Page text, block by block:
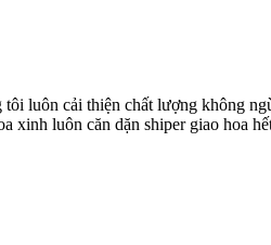
luôn cải thiện chất lượng không
luôn căn dặn shiper giao hoa